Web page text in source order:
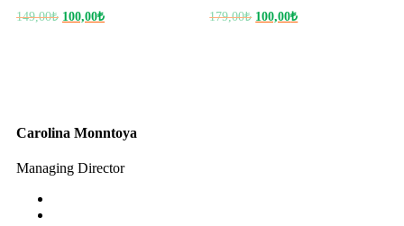
149,00₺ 100,00₺ 179,00₺ 100,00₺
Carolina Monntoya
Managing Director